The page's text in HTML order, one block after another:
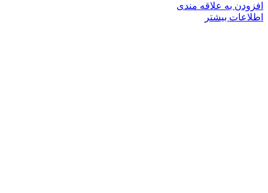
افزودن به علاقه مندی
اطلاعات بیشتر